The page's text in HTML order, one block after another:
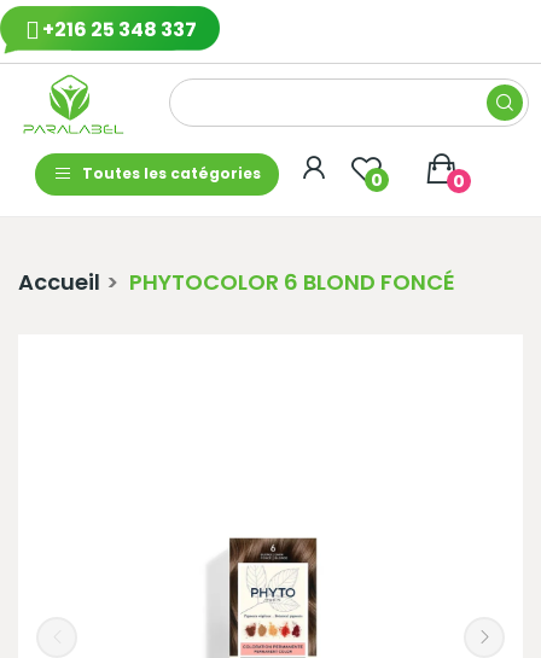
+216 25 348 337
Toutes les catégories 0 0
Accueil PHYTOCOLOR 6 BLOND FONCÉ